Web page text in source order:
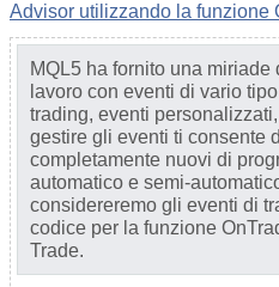
Advisor utilizzando la funzione
MQL5 ha fornito una miriade
lavoro con eventi di vario
trading, eventi
gestire gli eventi ti consente
completamente nuovi di
automatico e semi-
considereremo gli eventi di
codice per la funzione
Trade.